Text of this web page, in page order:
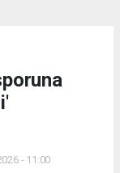
- 11:00